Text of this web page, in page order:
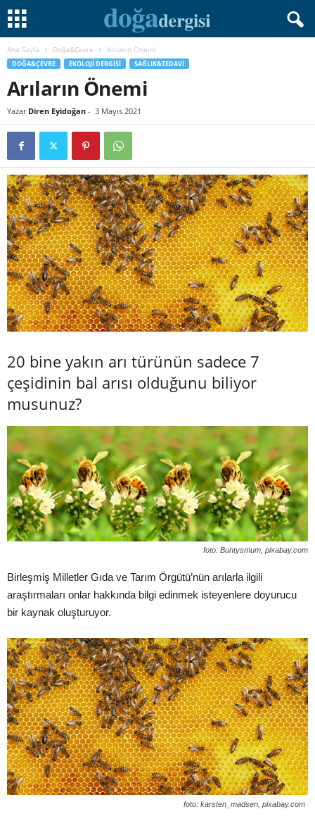
Ana Sayfa Doğa&Çevre Arıların Önemi
DOĞA&ÇEVRE EKOLOJI DERGISI SAĞLIK&TEDAVI
Arıların Önemi
Yazar Diren Eyidoğan - 3 Mayıs 2021
20 bine yakın arı türünün sadece 7
çeşidinin bal arısı olduğunu biliyor
musunuz?
foto: Buntysmum, pixabay.com
Birleşmiş Milletler Gıda ve Tarım Örgütü’nün arılarla ilgili
araştırmaları onlar hakkında bilgi edinmek isteyenlere doyurucu
bir kaynak oluşturuyor.
foto: karsten_madsen, pixabay.com